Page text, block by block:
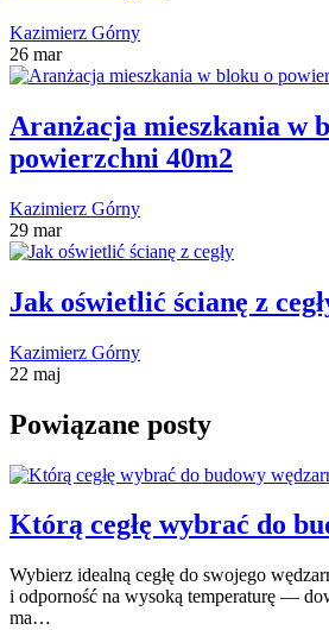
Kazimierz Górny
26 mar
Aranżacja mieszkania w
powierzchni 40m2
Kazimierz Górny
29 mar
Jak oświetlić ścianę z
Kazimierz Górny
22 maj
Powiązane posty
Którą cegłę wybrać do
Wybierz idealną cegłę do swojego
i odporność na wysoką temperaturę —
ma…